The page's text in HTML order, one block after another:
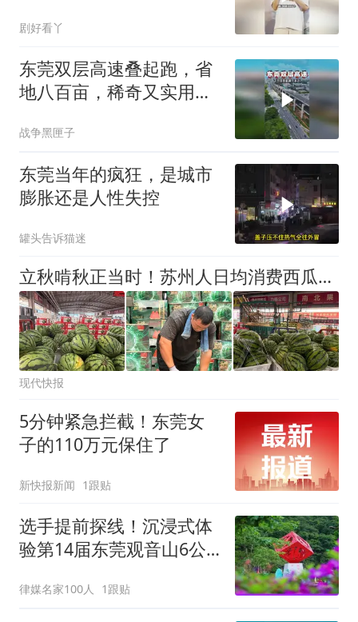
剧好看丫
东莞双层高速叠起跑，省
地八百亩，稀奇又实用，
战争黑匣子
东莞当年的疯狂，是城市
膨胀还是人性失控
罐头告诉猫迷
立秋啃秋正当时！苏州人日均消费西瓜近700吨
现代快报
5分钟紧急拦截！东莞女
子的110万元保住了
新快报新闻 1跟贴
选手提前探线！沉浸式体
验第14届东莞观音山6公
律媒名家100人 1跟贴